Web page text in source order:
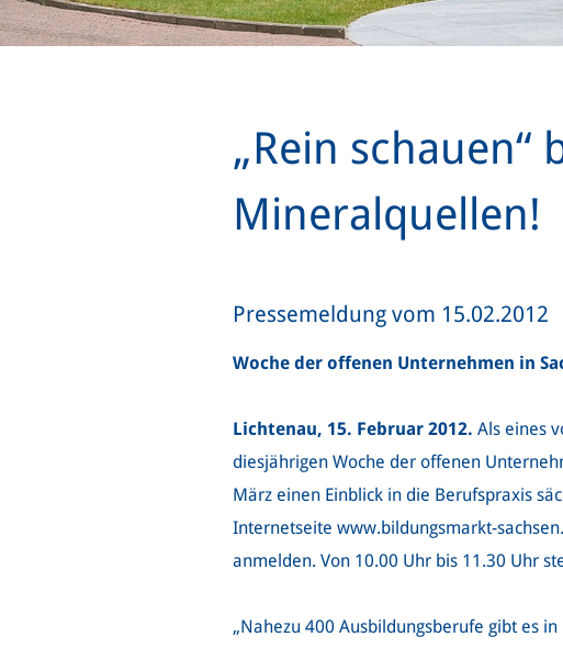
„Rein schauen“
Mineralquellen!
Pressemeldung vom 15.02.2012
Woche der offenen Unternehmen in
Lichtenau, 15. Februar 2012. Als eines
diesjährigen Woche der offenen
März einen Einblick in die Berufspraxis
Internetseite www.bildungsmarkt-
anmelden. Von 10.00 Uhr bis 11.30 Uhr
„Nahezu 400 Ausbildungsberufe gibt es